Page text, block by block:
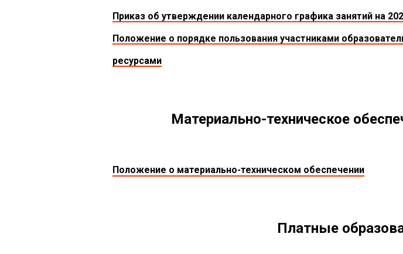
Приказ об утверждении календарного графика занятий на
Положение о порядке пользования участниками
ресурсами
Материально-техническое
Положение о материально-техническом обеспечении
Платные